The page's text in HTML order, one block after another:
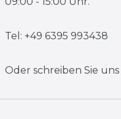
Tel: +49 6395 993438
Oder schreiben Sie uns